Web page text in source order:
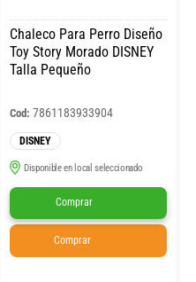
Chaleco Para Perro Diseño
Toy Story Morado DISNEY
Talla Pequeño
Cod: 7861183933904
DISNEY
Disponible en local seleccionado
Comprar
Comprar